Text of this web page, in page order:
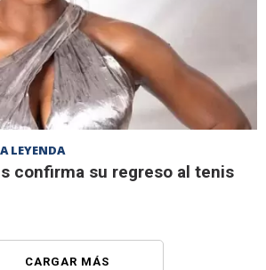
LEYENDA
confirma su regreso al tenis
CARGAR MÁS